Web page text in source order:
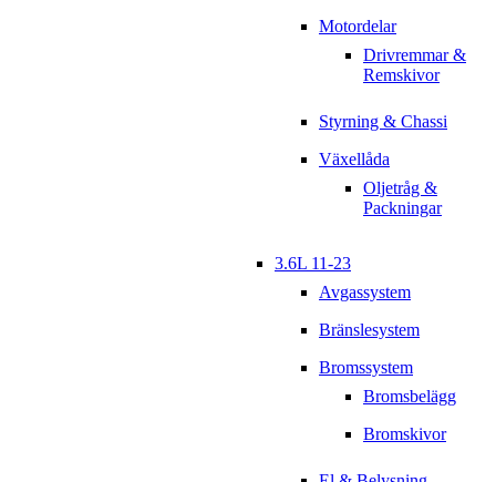
Motordelar
Drivremmar &
Remskivor
Styrning & Chassi
Växellåda
Oljetråg &
Packningar
3.6L 11-23
Avgassystem
Bränslesystem
Bromssystem
Bromsbelägg
Bromskivor